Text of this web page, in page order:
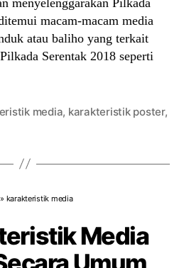
macam-macam media
atau baliho yang terkait
Serentak 2018 seperti
media, karakteristik poster,
karakteristik media
Media